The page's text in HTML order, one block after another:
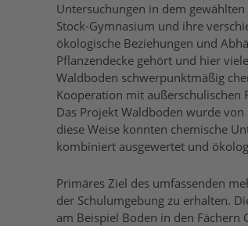
Untersuchungen in dem
Stock-Gymnasium und ihre
ökologische Beziehungen und
Pflanzendecke gehört und hier
Waldboden schwerpunktmäßig
Kooperation mit außerschulischen
Das Projekt Waldboden wurde
diese Weise konnten chemische
kombiniert ausgewertet und
Primäres Ziel des umfassenden
der Schulumgebung zu erhalten.
am Beispiel Boden in den Fächern